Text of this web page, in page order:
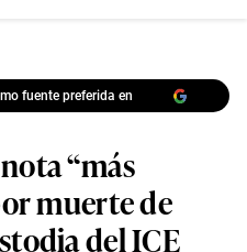
fuente preferida en
“más
muerte de
del ICE